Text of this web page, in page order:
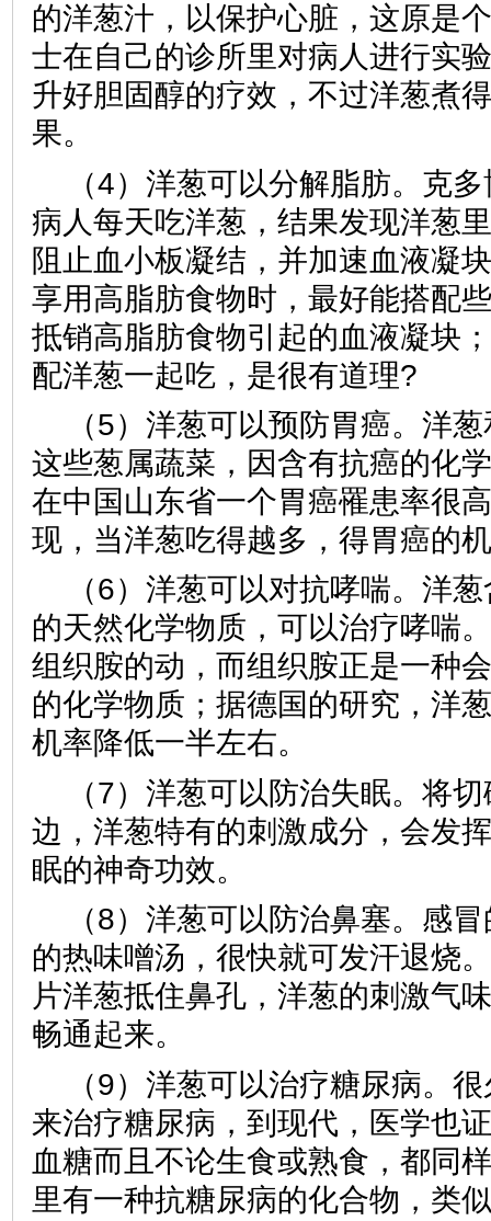
的洋葱汁，以保护心脏，这原是
士在自己的诊所里对病人进行实
升好胆固醇的疗效，不过洋葱煮
果。
（4）洋葱可以分解脂肪。克
病人每天吃洋葱，结果发现洋葱
阻止血小板凝结，并加速血液凝
享用高脂肪食物时，最好能搭配
抵销高脂肪食物引起的血液凝块
配洋葱一起吃，是很有道理?
（5）洋葱可以预防胃癌。洋
这些葱属蔬菜，因含有抗癌的化
在中国山东省一个胃癌罹患率很
现，当洋葱吃得越多，得胃癌的
（6）洋葱可以对抗哮喘。洋
的天然化学物质，可以治疗哮喘
组织胺的动，而组织胺正是一种
的化学物质；据德国的研究，洋
机率降低一半左右。
（7）洋葱可以防治失眠。将
边，洋葱特有的刺激成分，会发
眠的神奇功效。
（8）洋葱可以防治鼻塞。感
的热味噌汤，很快就可发汗退烧
片洋葱抵住鼻孔，洋葱的刺激气
畅通起来。
（9）洋葱可以治疗糖尿病。
来治疗糖尿病，到现代，医学也
血糖而且不论生食或熟食，都同
里有一种抗糖尿病的化合物，类